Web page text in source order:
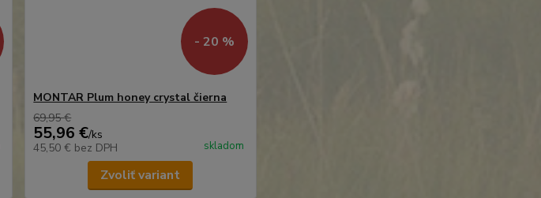
- 20 %
MONTAR Plum honey crystal čierna
69,95 €
55,96 €/ks
45,50 € bez DPH skladom
Zvoliť variant